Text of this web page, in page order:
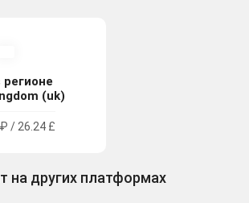
(uk)
/ 26.24 £
на других платформах